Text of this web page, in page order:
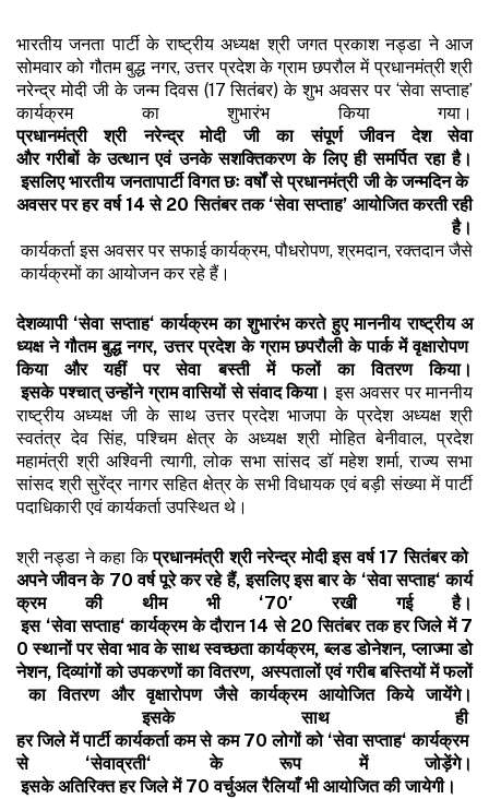
भारतीय जनता पार्टी के राष्ट्रीय अध्यक्ष श्री जगत प्रकाश नड्डा ने आज
सोमवार को गौतम बुद्ध नगर, उत्तर प्रदेश के ग्राम छपरौल में प्रधानमंत्री श्री
नरेन्द्र मोदी जी के जन्म दिवस (17 सितंबर) के शुभ अवसर पर ‘सेवा सप्ताह’
कार्यक्रम का शुभारंभ किया गया।
प्रधानमंत्री
श्री नरेन्द्र मोदी जी का संपूर्ण जीवन देश
सेवा
और गरीबों के उत्थान एवं उनके सशक्तिकरण के लिए ही समर्पित रहा है।
इसलिए भारतीय जनतापार्टी विगत छः वर्षों से प्रधानमंत्री जी के जन्मदिन के
अवसर पर हर वर्ष14से20सितंबर तक‘सेवा सप्ताह’ आयोजित करती रही
है।
कार्यकर्ता इस अवसर पर सफाई कार्यक्रम, पौधरोपण, श्रमदान, रक्तदान जैसे
कार्यक्रमों का आयोजन कर रहे हैं।
देशव्यापी‘सेवा सप्ताह‘कार्यक्रम का शुभारंभ करते हुए माननीय राष्ट्रीय अ
ध्यक्ष ने गौतम बुद्ध नगर,उत्तर प्रदेश के ग्राम छपरौली के पार्क में वृक्षारोपण
किया
और यहीं पर सेवा बस्ती में फलों का वितरण
किया।
इसके पश्चात् उन्होंने ग्राम वासियों से संवाद किया। इस अवसर पर माननीय
राष्ट्रीय अध्यक्ष जी के साथ उत्तर प्रदेश भाजपा के प्रदेश अध्यक्ष श्री
स्वतंत्र देव सिंह, पश्चिम क्षेत्र के अध्यक्ष श्री मोहित बेनीवाल, प्रदेश
महामंत्री श्री अश्विनी त्यागी, लोक सभा सांसद डॉ महेश शर्मा, राज्य सभा
सांसद श्री सुरेंद्र नागर सहित क्षेत्र के सभी विधायक एवं बड़ी संख्या में पार्टी
पदाधिकारी एवं कार्यकर्ता उपस्थित थे।
श्री नड्डा ने कहा किप्रधानमंत्री श्री नरेन्द्र मोदी इस वर्ष17सितंबर को
अपने जीवन के70वर्ष पूरे कर रहे हैं,इसलिए इस बार के‘सेवा सप्ताह‘कार्य
क्रम
की थीम भी‘70′रखी गई
है।
इस‘सेवा सप्ताह‘कार्यक्रम के दौरान14से20सितंबर तक हर जिले में7
0स्थानों पर सेवा भाव के साथ स्वच्छता कार्यक्रम,ब्लड डोनेशन,प्लाज्मा डो
नेशन,दिव्यांगों को उपकरणों का वितरण, अस्पतालों एवं गरीब बस्तियों में फलों
का वितरण और वृक्षारोपण जैसे कार्यक्रम आयोजित किये जायेंगे।
इसके
साथ
ही
हर जिले में पार्टी कार्यकर्ता कम से कम70लोगों को‘सेवा सप्ताह‘कार्यक्रम
से‘सेवाव्रती‘के रूप में
जोड़ेंगे।
इसके अतिरिक्त हर जिले में70वर्चुअल रैलियाँ भी आयोजित की जायेगी।